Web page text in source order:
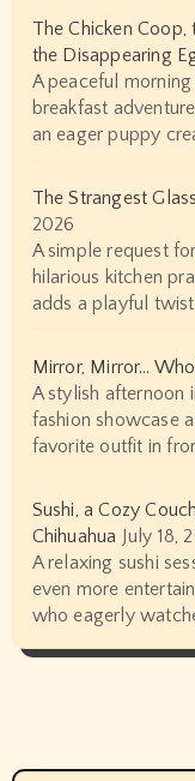
The Chicken
the Disappearing
A peaceful
breakfast
an eager puppy
The Strangest
2026
A simple request
hilarious kitchen
adds a playful
Mirror, Mirror…
A stylish afternoon
fashion showcase
favorite outfit in
Sushi, a Cozy
Chihuahua July 18,
A relaxing sushi
even more
who eagerly